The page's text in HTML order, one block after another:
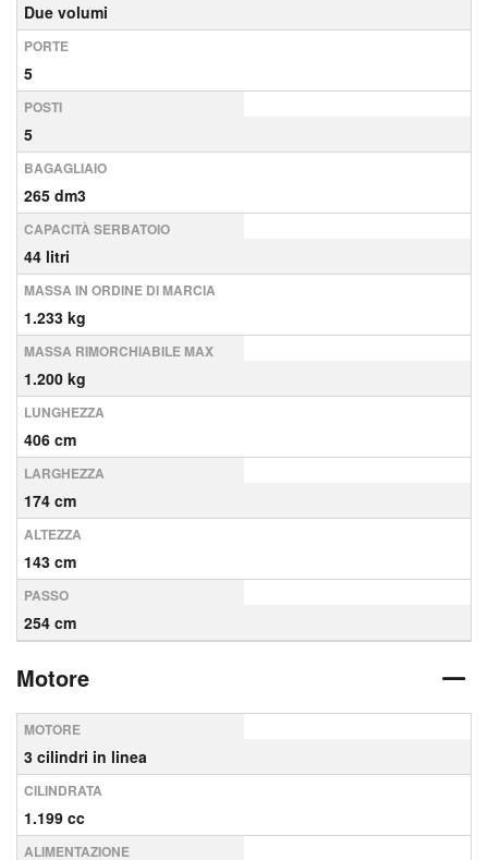
Due volumi
PORTE
5
POSTI
5
BAGAGLIAIO
265 dm3
CAPACITÀ SERBATOIO
44 litri
MASSA IN ORDINE DI MARCIA
1.233 kg
MASSA RIMORCHIABILE MAX
1.200 kg
LUNGHEZZA
406 cm
LARGHEZZA
174 cm
ALTEZZA
143 cm
PASSO
254 cm
Motore
MOTORE
3 cilindri in linea
CILINDRATA
1.199 cc
ALIMENTAZIONE